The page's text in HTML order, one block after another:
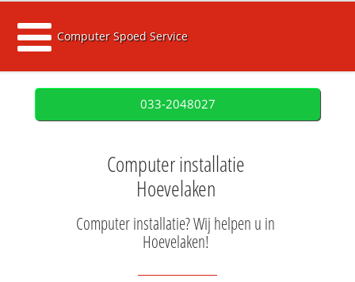
Computer Spoed Service
033-2048027
Computer installatie
Hoevelaken
Computer installatie? Wij helpen u in
Hoevelaken!